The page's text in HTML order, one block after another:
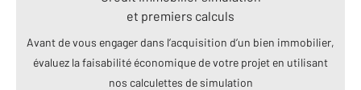
et premiers calculs
Avant de vous engager dans l’acquisition d’un bien immobilier,
évaluez la faisabilité économique de votre projet en utilisant
nos calculettes de simulation